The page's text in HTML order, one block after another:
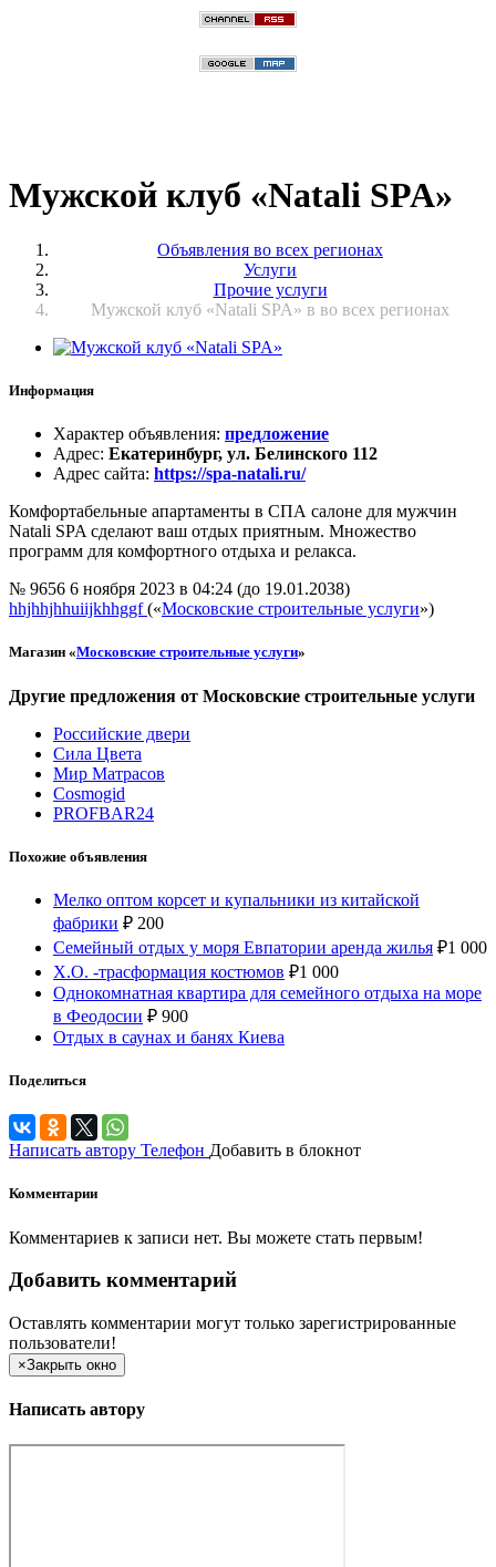
Мужской клуб «Natali SPA»
Объявления во всех регионах
Услуги
Прочие услуги
Мужской клуб «Natali SPA» в во всех регионах
Информация
Характер объявления: предложение
Адрес: Екатеринбург, ул. Белинского 112
Адрес сайта: https://spa-natali.ru/
Комфортабельные апартаменты в СПА салоне для мужчин
Natali SPA сделают ваш отдых приятным. Множество
программ для комфортного отдыха и релакса.
№ 9656 6 ноября 2023 в 04:24 (до 19.01.2038)
hhjhhjhhuiijkhhggf(«Московские строительные услуги»)
Магазин «Московские строительные услуги»
Другие предложения от Московские строительные услуги
Российские двери
Сила Цвета
Мир Матрасов
Cosmogid
PROFBAR24
Похожие объявления
Мелко оптом корсет и купальники из китайской
фабрики ₽ 200
Семейный отдых у моря Евпатории аренда жилья ₽1 000
Х.О. -трасформация костюмов ₽1 000
Однокомнатная квартира для семейного отдыха на море
в Феодосии ₽ 900
Отдых в саунах и банях Киева
Поделиться
Написать автору Телефон Добавить в блокнот
Комментарии
Комментариев к записи нет. Вы можете стать первым!
Добавить комментарий
Оставлять комментарии могут только зарегистрированные
пользователи!
×Закрыть окно
Написать автору